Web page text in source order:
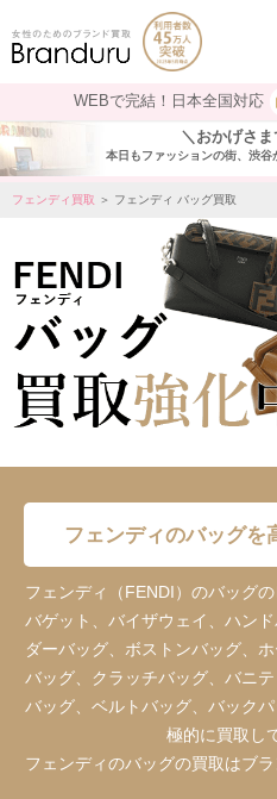
WEBで完結！日本全国対応
＼おかげさま
本日もファッションの街、渋谷
フェンディ買取 ＞ フェンディ バッグ買取
フェンディのバッグを
フェンディ（FENDI）のバッグ
バゲット、バイザウェイ、ハン
ダーバッグ、ボストンバッグ、
バッグ、クラッチバッグ、バニ
バッグ、ベルトバッグ、バック
極的に買取し
フェンディのバッグの買取はブ